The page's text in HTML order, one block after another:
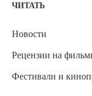
ЧИТАТЬ
Новости
Рецензии на
Фестивали и